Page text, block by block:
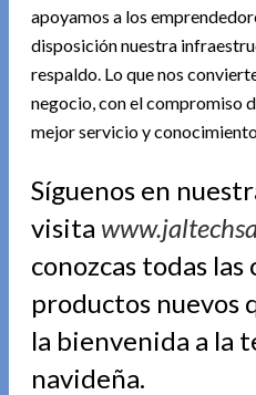
apoyamos a los
disposición nuestra
respaldo. Lo que nos
negocio, con el compromiso
mejor servicio y
Síguenos en
visita
conozcas todas las
productos nuevos
la bienvenida a la
navideña.